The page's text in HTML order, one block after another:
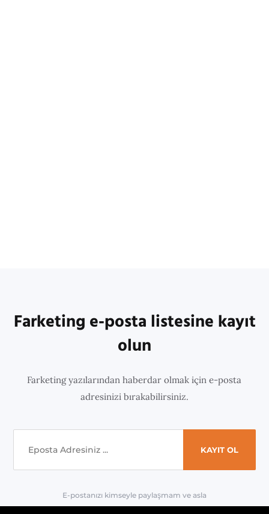
Farketing e-posta listesine kayıt
olun
Farketing yazılarından haberdar olmak için e-posta
adresinizi bırakabilirsiniz.
E-postanızı kimseyle paylaşmam ve asla